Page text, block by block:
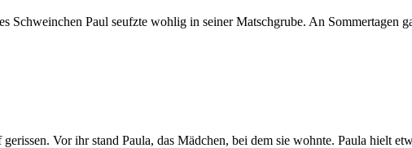
Schweinchen Paul seufzte wohlig in seiner Matschgrube. An Sommertagen
Vor ihr stand Paula, das Mädchen, bei dem sie wohnte. Paula hielt